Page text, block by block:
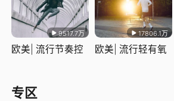
9517.7万
欧美| 流行节奏控
17806.1万
欧美| 流行轻有氧
专区